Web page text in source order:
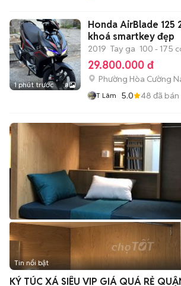
1 phút trước 8
Honda AirBlade 125
khoá smartkey đẹp
2019 Tay ga 100 - 175
29.800.000 đ
Phường Hòa Cường
T Lâm 5.0 48 đã bán
Tin nổi bật
KÝ TÚC XÁ SIÊU VIP GIÁ QUÁ RẺ